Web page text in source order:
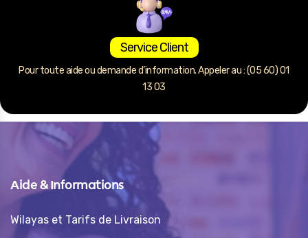
Service Client
Pour toute aide ou demande d’information. Appeler au : (05 60) 01
13 03
Aide & Informations
Wilayas et Tarifs de Livraison